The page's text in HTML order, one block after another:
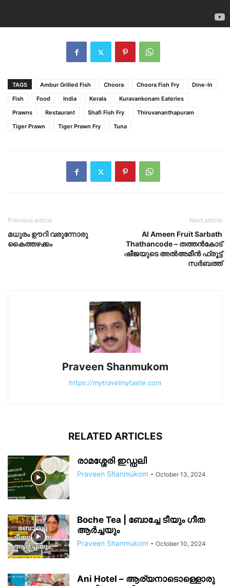
TAGS Ambur Grilled Fish Choora Choora Fish Fry
Dine-In
Fish
Food India Kerala
Kuravankonam Eateries
Prawns
Restaurant Shafi Fish Fry
Thiruvananthapuram
Tiger Prawn
Tiger Prawn Fry Tuna
Previous article
മധുരം ഊറി വരുന്നോരു
കൈത്തഴക്കം
Next article
Al Ameen Fruit Sarbath
Thathancode – തത്തൻകോട്
ഷീജയുടെ അൽഅമീൻ ഫ്രൂട്ട്
സർബത്ത്
Praveen Shanmukom
https://mytravelmytaste.com
RELATED ARTICLES
രാമശ്ശേരി ഇഡ്ഡലി
Praveen Shanmukom - October 13, 2024
Boche Tea | ബോച്ചേ ടീയും ഗീത
ആർച്ചയും
Praveen Shanmukom - October 10, 2024
Ani Hotel – ആര്യനാടൊള്ളൊരു